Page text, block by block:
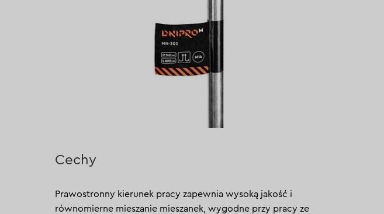
Cechy
Prawostronny kierunek pracy zapewnia wysoką jakość i
równomierne mieszanie mieszanek, wygodne przy pracy ze